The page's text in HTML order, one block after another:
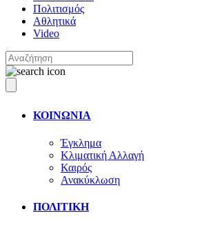
Πολιτισμός
Αθλητικά
Video
ΚΟΙΝΩΝΙΑ
Έγκλημα
Κλιματική Αλλαγή
Καιρός
Ανακύκλωση
ΠΟΛΙΤΙΚΗ